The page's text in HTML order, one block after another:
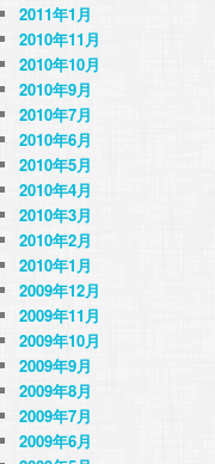
2011年1月
2010年11月
2010年10月
2010年9月
2010年7月
2010年6月
2010年5月
2010年4月
2010年3月
2010年2月
2010年1月
2009年12月
2009年11月
2009年10月
2009年9月
2009年8月
2009年7月
2009年6月